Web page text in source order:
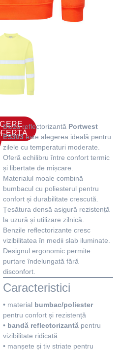
CERE
Bluza reflectorizantă Portwest
ES303este alegerea ideală pentru
zilele cu temperaturi moderate.
Oferă echilibru între confort termic
și libertate de mișcare.
Materialul moale combină
bumbacul cu poliesterul pentru
confort și durabilitate crescută.
Țesătura densă asigură rezistență
la uzură și utilizare zilnică.
Benzile reflectorizante cresc
vizibilitatea în medii slab iluminate.
Designul ergonomic permite
purtare îndelungată fără
disconfort.
Caracteristici
• material bumbac/poliester
pentru confort și rezistență
• bandă reflectorizantă pentru
vizibilitate ridicată
• manșete și tiv striate pentru